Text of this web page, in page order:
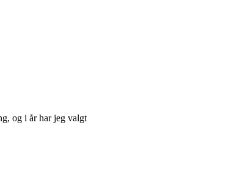
og i år har jeg valgt